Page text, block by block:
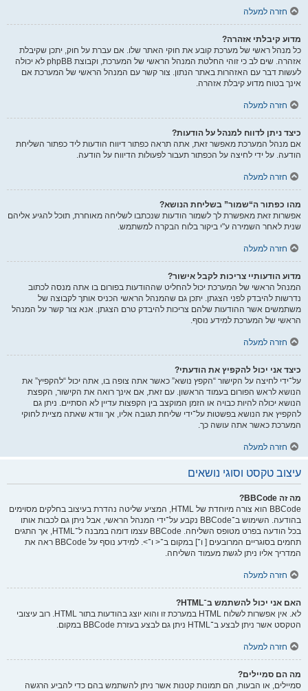
חזרה למעלה
מדוע קיבלתי אזהרה?
כל מנהל ראשי של מערכת קובע את חוקי האתר שלו. אם עברת על חוק, יתכן שקיבלת
אזהרה. שים לב כי זוהי החלטת המנהל הראשי של המערכת, וקבוצת phpBB לא יכולה
לעשות דבר עם האזהרות באתר הנתון. צור קשר עם המנהל הראשי של המערכת אם
אינך בטוח מדוע קיבלת אזהרה.
חזרה למעלה
כיצד ניתן לדווח למנהל על הודעות?
אם מנהל המערכת מאפשר זאת, אתה תראה כפתור דיווח הודעות ליד כפתור השליחת
הודעה. על ידי לחיצה על הכפתור תעבור לפעולות הדיווח על הודעה.
חזרה למעלה
מהו כפתור ה“שמור” בשליחת הנושא?
אפשרות זאת מאפשרת לך לשמור הודעות שנכתבו לשליחה מאוחרת, תוכל להגיע אליהם
שנית לאחר השמירה ע"י ביקור בלוח הבקרה למשתמש.
חזרה למעלה
מדוע הודעותיי צריכות לקבל אישור?
המנהל הראשי של המערכת יכול להחליט שההודעות בפורום בו אתה מנסה לכתוב
נדרשות להיבדק לפני הצגתן. יתכן גם שהמנהל הראשי הכניס אותך לקבוצה של
משתמשים אשר ההודעות שלהם צריכות להיבדק טרם הצגתן. אנא צור קשר על המנהל
הראשי של המערכת למידע נוסף.
חזרה למעלה
כיצד אני יכול להקפיץ את הודעתי?
על־ידי לחיצה על הקישור “הקפץ נושא” כאשר אתה צופה בו, אתה יכול “להקפיץ” את
הנושא לראש הפורום בעמוד הראשון. עם זאת, אם אינך רואה את הקישור, הקפצת
הנושא יכולה להיות כבויה או הזמן המוקצב בין הקפצות עדיין לא הסתיים. ניתן גם
להקפיץ את הנושא בפשטות על־ידי שליחת תגובה אליו, אך וודא שאתה מציית לחוקי
המערכת כאשר אתה עושה כך.
חזרה למעלה
עיצוב טקסט וסוגי נושאים
מה זה BBCode?
BBCode הוא צורה מיוחדת של HTML, המציע שליטה נהדרת בעיצוב בחלקים מסוימים
בהודעה. השימוש ב־BBCode נקבע על־ידי המנהל הראשי, אבל ניתן גם לכבות אותו
בכל הודעה בפרט מטופס השליחה. BBCode עצמו דומה במבנה ל־HTML, אך התגים
תחמים בסוגריים המרובעים [ ו־] במקום ב־< ו־>. למידע נוסף על BBCode ראה את
המדריך אליו ניתן לגשת מעמוד השליחה.
חזרה למעלה
האם אני יכול להשתמש ב־HTML?
לא. אין אפשרות לשלוח HTML במערכת זו והוא יוצג בהודעות בתור HTML. רוב עיצובי
הטקסט אשר ניתן לבצע ב־HTML ניתן גם לבצע בעזרת BBCode במקום.
חזרה למעלה
מה הם סמיילים?
סמיילים, או הבעות, הם תמונות קטנות אשר ניתן להשתמש בהם כדי להביע הרגשה